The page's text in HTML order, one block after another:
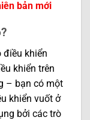
bản mới
điều khiển
khiển trên
– bạn có một
khiển vuốt ở
bởi các trò